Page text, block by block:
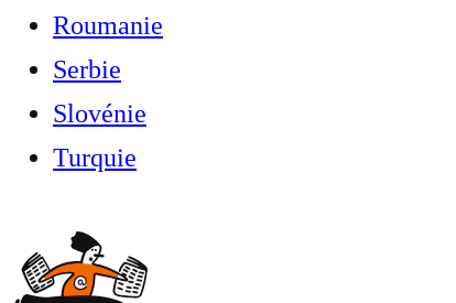
Roumanie
Serbie
Slovénie
Turquie